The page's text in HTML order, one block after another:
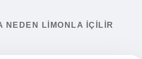
NEDEN LIMONLA IÇILIR